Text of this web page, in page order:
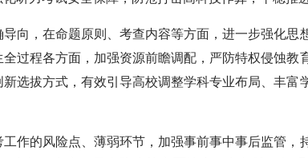
，在命题原则、考查内容等方面，进一步强化思
过程各方面，加强资源前瞻调配，严防特权侵蚀教
选拔方式，有效引导高校调整学科专业布局、丰富
的风险点、薄弱环节，加强事前事中事后监管，